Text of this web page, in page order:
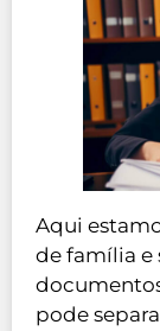
Aqui
de família e
pode